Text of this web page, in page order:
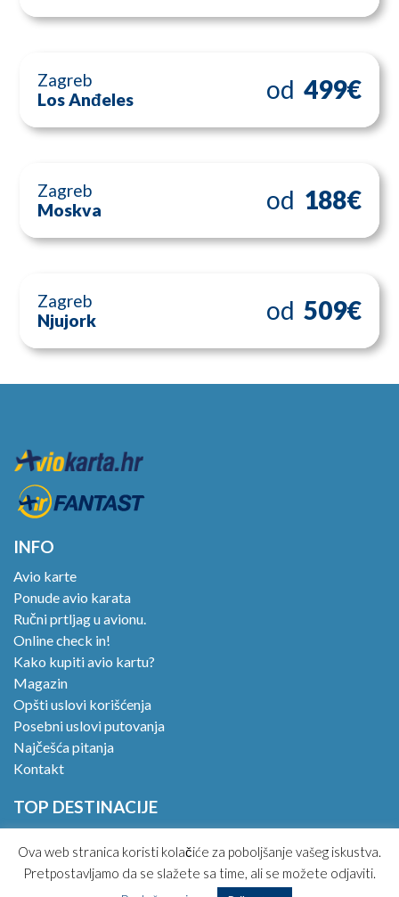
Zagreb
Los Anđeles
od 499€
Zagreb
Moskva
od 188€
Zagreb
Njujork
od 509€
INFO
Avio karte
Ponude avio karata
Ručni prtljag u avionu.
Online check in!
Kako kupiti avio kartu?
Magazin
Opšti uslovi korišćenja
Posebni uslovi putovanja
Najčešća pitanja
Kontakt
TOP DESTINACIJE
Zagreb – Los Anđeles
Zagreb – Havana
Ova web stranica koristi kolačiće za poboljšanje vašeg iskustva.
Pretpostavljamo da se slažete sa time, ali se možete odjaviti.